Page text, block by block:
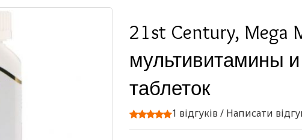
21st Century,
мультивитамины
таблеток
1 відгуків/ Написати